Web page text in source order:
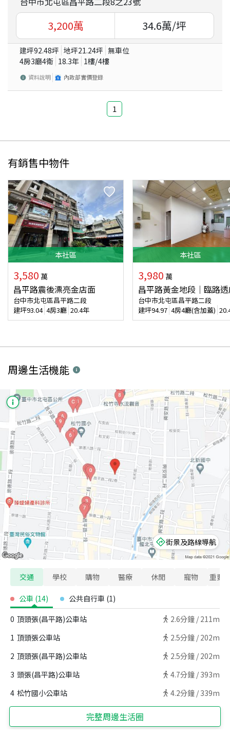
3,200萬 34.6萬/坪
建坪92.48坪 地坪21.24坪 無車位
4房3廳4衛 18.3年 1樓/4樓
資料說明 內政部實價登錄
1
有銷售中物件
本社區
3,580 萬
昌平路震後漂亮金店面
台中市北屯區昌平路二段
建坪93.04 4房3廳 20.4年
本社區
3,980 萬
昌平路黃金地段｜臨路
台中市北屯區昌平路二段
建坪94.97 4房4廳(含加蓋)
周邊生活機能
街景及路線導航
交通 學校 購物 醫療 休閒 寵物 重要
公車 (14) 公共自行車 (1)
0 頂頭張(昌平路)公車站 2.6分鐘 / 211m
1 頂頭張公車站 2.5分鐘 / 202m
2 頂頭張(昌平路)公車站 2.5分鐘 / 202m
3 頭張(昌平路)公車站 4.7分鐘 / 393m
4 松竹國小公車站 4.2分鐘 / 339m
完整周邊生活圈